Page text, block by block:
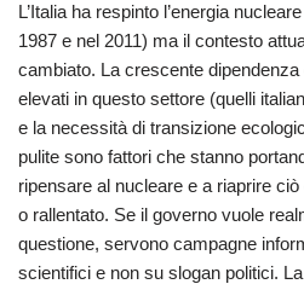
L’Italia ha respinto l’energia
1987 e nel 2011) ma il contesto
cambiato. La crescente
elevati in questo settore (quelli
e la necessità di transizione
pulite sono fattori che stanno
ripensare al nucleare e a riaprire
o rallentato. Se il governo vuole
questione, servono campagne
scientifici e non su slogan politici.